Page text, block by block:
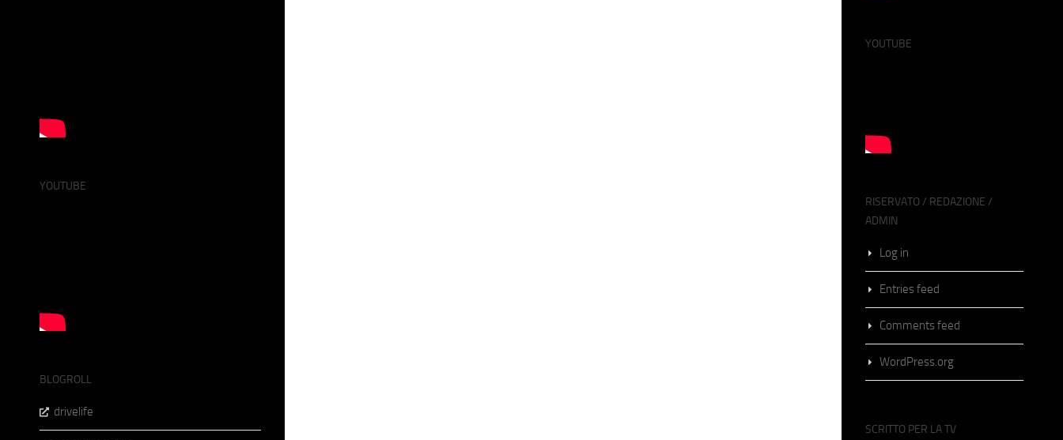
YOUTUBE
BLOGROLL
drivelife
YOUTUBE
RISERVATO / REDAZIONE /
ADMIN
Log in
Entries feed
Comments feed
WordPress.org
SCRITTO PER LA TV